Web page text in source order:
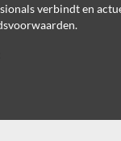
verbindt en